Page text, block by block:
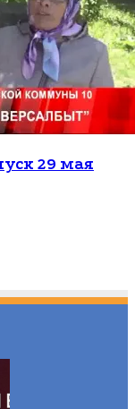
29 мая